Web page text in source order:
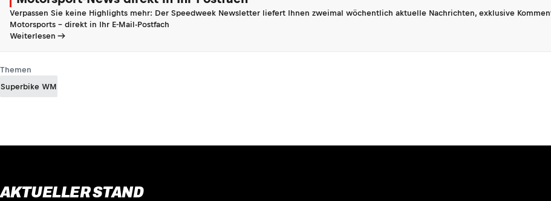
Verpassen Sie keine Highlights mehr: Der Speedweek Newsletter liefert Ihnen zweimal wöchentlich aktuelle Nachrichten, exklusive
Motorsports - direkt in Ihr E-Mail-Postfach
Weiterlesen
Themen
Superbike WM
AKTUELLER STAND